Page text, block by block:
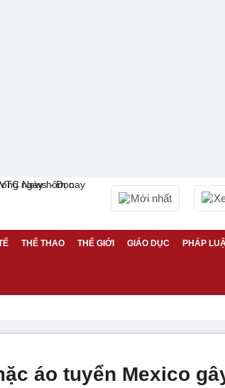
Mới nhất
THỂ THAO THẾ GIỚI GIÁO DỤC PHÁP
áo tuyển Mexico